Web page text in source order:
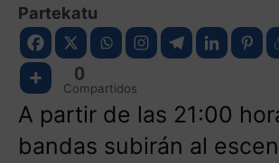
Partekatu
0
Compartidos
A partir de las 21:00
bandas subirán al